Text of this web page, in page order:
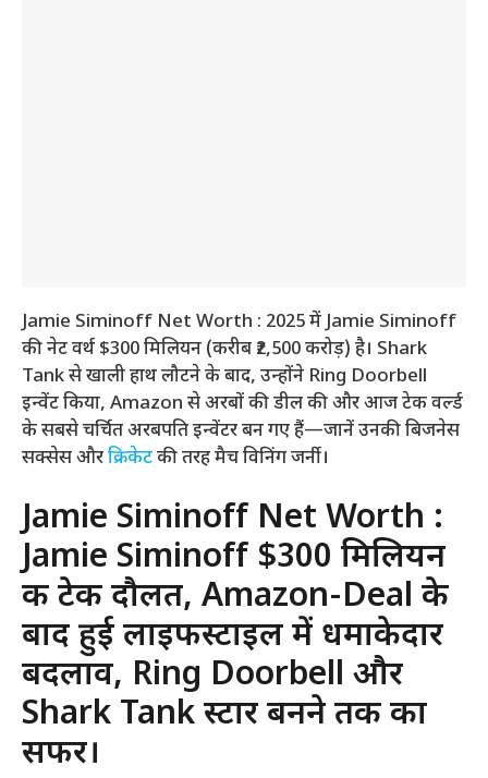
Jamie Siminoff Net Worth : 2025 में Jamie Siminoff
की नेट वर्थ $300 मिलियन (करीब ₹2,500 करोड़) है। Shark
Tank से खाली हाथ लौटने के बाद, उन्होंने Ring Doorbell
इन्वेंट किया, Amazon से अरबों की डील की और आज टेक वर्ल्ड
के सबसे चर्चित अरबपति इन्वेंटर बन गए हैं—जानें उनकी बिजनेस
सक्सेस औरक्रिकेटकी तरह मैच विनिंग जर्नी।
Jamie Siminoff Net Worth :
Jamie Siminoff $300 मिलियन
की टेक दौलत, Amazon-Deal के
बाद हुई लाइफस्टाइल में धमाकेदार
बदलाव, Ring Doorbell और
Shark Tank स्टार बनने तक का
सफर।